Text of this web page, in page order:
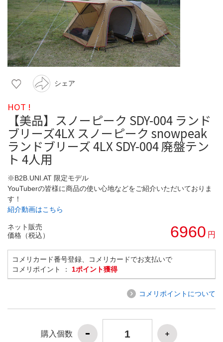
シェア
HOT !
【美品】スノーピーク SDY-004 ランド
ブリーズ4LX スノーピーク snowpeak
ランドブリーズ 4LX SDY-004 廃盤テン
ト 4人用
※B2B.UNI.AT 限定モデル
YouTuberの皆様に商品の使い心地などをご紹介いただいておりま
す！
紹介動画はこちら
ネット販売
価格（税込）
6960 円
コメリカード番号登録、コメリカードでお支払いで
コメリポイント ： 1ポイント獲得
コメリポイントについて
購入個数